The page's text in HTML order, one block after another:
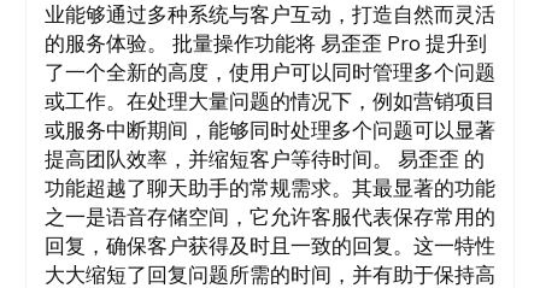
业能够通过多种系统与客户互动，打造自然而灵活
的服务体验。 批量操作功能将 易歪歪 Pro 提升到
了一个全新的高度，使用户可以同时管理多个问题
或工作。在处理大量问题的情况下，例如营销项目
或服务中断期间，能够同时处理多个问题可以显著
提高团队效率，并缩短客户等待时间。 易歪歪 的
功能超越了聊天助手的常规需求。其最显著的功能
之一是语音存储空间，它允许客服代表保存常用的
回复，确保客户获得及时且一致的回复。这一特性
大大缩短了回复问题所需的时间，并有助于保持高